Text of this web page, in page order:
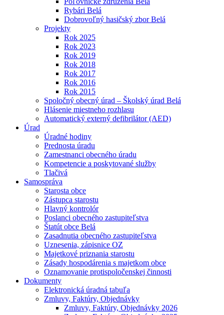
Rybári Belá
Dobrovoľný hasičský zbor Belá
Projekty
Rok 2025
Rok 2023
Rok 2019
Rok 2018
Rok 2017
Rok 2016
Rok 2015
Spoločný obecný úrad – Školský úrad Belá
Hlásenie miestneho rozhlasu
Automatický externý defibrilátor (AED)
Úrad
Úradné hodiny
Prednosta úradu
Zamestnanci obecného úradu
Kompetencie a poskytované služby
Tlačivá
Samospráva
Starosta obce
Zástupca starostu
Hlavný kontrolór
Poslanci obecného zastupiteľstva
Štatút obce Belá
Zasadnutia obecného zastupiteľstva
Uznesenia, zápisnice OZ
Majetkové priznania starostu
Zásady hospodárenia s majetkom obce
Oznamovanie protispoločenskej činnosti
Dokumenty
Elektronická úradná tabuľa
Zmluvy, Faktúry, Objednávky
Zmluvy, Faktúry, Objednávky 2026